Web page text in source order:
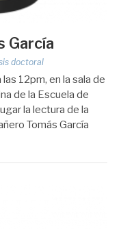
García
doctoral
12pm, en la sala de
de la Escuela de
la lectura de la
Tomás García